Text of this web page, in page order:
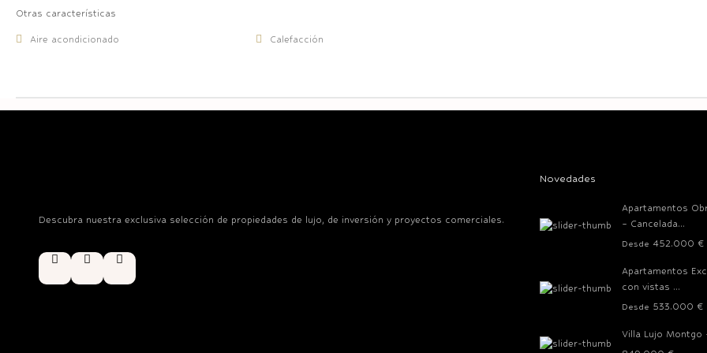
Otras características
Aire acondicionado Calefacción
Descubra nuestra exclusiva selección de propiedades de lujo, de inversión y proyectos comerciales.
Novedades
Apartamentos
– Cancelada...
Desde 452.000 €
Apartamentos
con vistas ...
Desde 533.000 €
Villa Lujo Montgo